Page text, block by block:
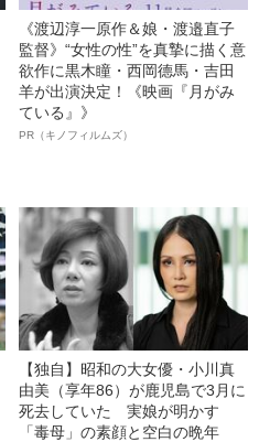
《渡辺淳一原作＆娘・渡邉直子
監督》“女性の性”を真摯に描く意
欲作に黒木瞳・西岡德馬・吉田
羊が出演決定！《映画『月がみ
ている』》
PR（キノフィルムズ）
【独自】昭和の大女優・小川真
由美（享年86）が鹿児島で3月に
死去していた 実娘が明かす
「毒母」の素顔と空白の晩年